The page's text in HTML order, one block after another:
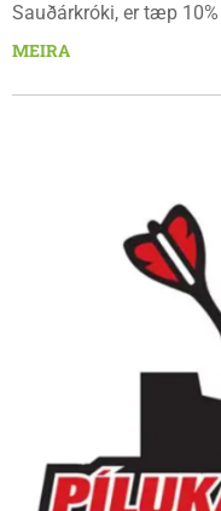
Sauðárkróki, er tæp
segir í frétt á heimasíðu
þó í maí og júní. Árið
MEIRA